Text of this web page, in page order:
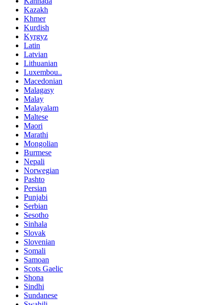
Kazakh
Khmer
Kurdish
Kyrgyz
Latin
Latvian
Lithuanian
Luxembou..
Macedonian
Malagasy
Malay
Malayalam
Maltese
Maori
Marathi
Mongolian
Burmese
Nepali
Norwegian
Pashto
Persian
Punjabi
Serbian
Sesotho
Sinhala
Slovak
Slovenian
Somali
Samoan
Scots Gaelic
Shona
Sindhi
Sundanese